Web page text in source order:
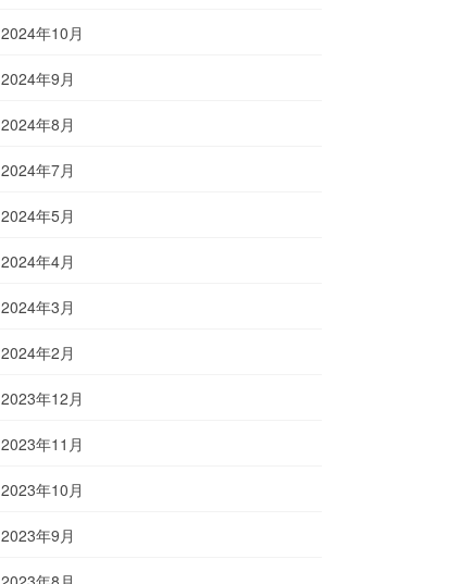
2024年10月
2024年9月
2024年8月
2024年7月
2024年5月
2024年4月
2024年3月
2024年2月
2023年12月
2023年11月
2023年10月
2023年9月